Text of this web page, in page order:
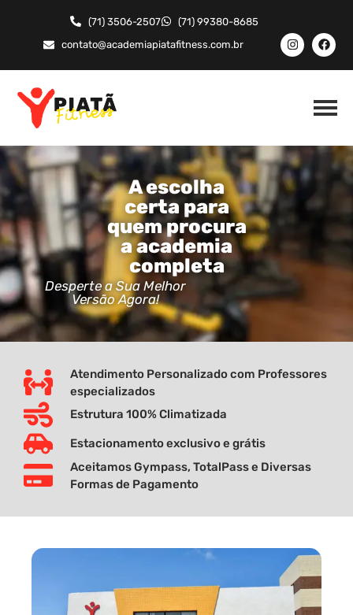
(71) 3506-2507
(71) 99380-8685
contato@academiapiatafitness.com.br
A escolha
certa para
quem procura
a academia
completa
Desperte a Sua Melhor
Versão Agora!
Atendimento Personalizado com Professores
especializados
Estrutura 100% Climatizada
Estacionamento exclusivo e grátis
Aceitamos Gympass, TotalPass e Diversas
Formas de Pagamento